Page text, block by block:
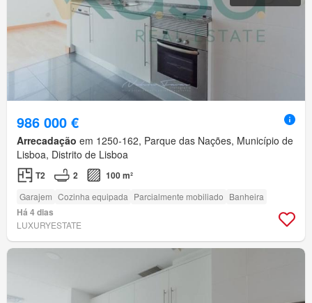
986 000 €
Arrecadação em 1250-162, Parque das Nações, Município de
Lisboa, Distrito de Lisboa
T2 2 100 m²
Garajem Cozinha equipada Parcialmente mobiliado Banheira
Há 4 dias
LUXURYESTATE